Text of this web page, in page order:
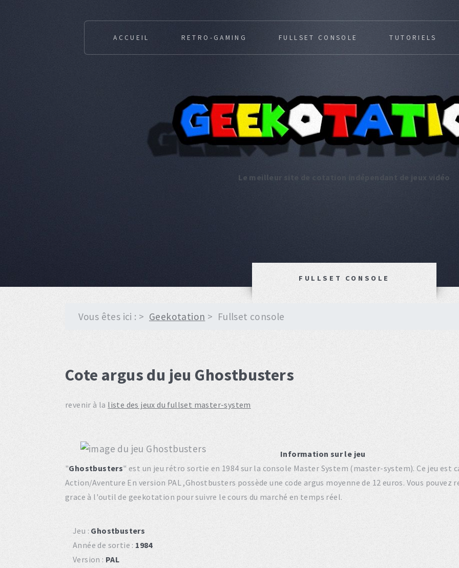
Le meilleur site de cotation indépendant de jeux vidéo
ACCUEIL RETRO-GAMING FULLSET CONSOLE TUTORIELS
FULLSET CONSOLE
Vous êtes ici : Geekotation Fullset console
Cote argus du jeu Ghostbusters
revenir à la liste des jeux du fullset master-system
Information sur le jeu
"Ghostbusters" est un jeu rétro sortie en 1984 sur la console Master System (master-system). Ce jeu est
Action/Aventure En version PAL ,Ghostbusters possède une code argus moyenne de 12 euros. Vous pouvez
grace à l'outil de geekotation pour suivre le cours du marché en temps réel.
Jeu : Ghostbusters
Année de sortie : 1984
Version : PAL